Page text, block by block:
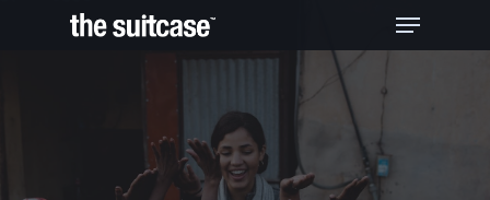
Hit enter to search or ESC to close